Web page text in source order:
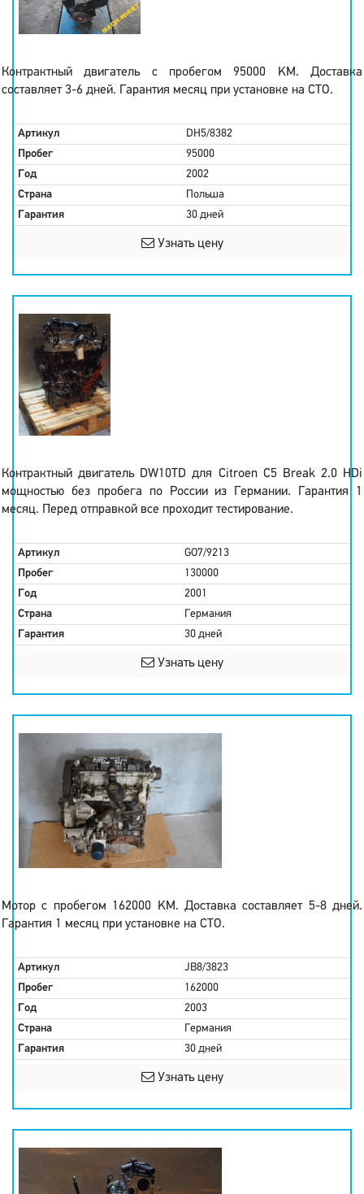
Контрактный двигатель с пробегом 95000 KM. Доставка
составляет 3-6 дней. Гарантия месяц при установке на СТО.
Артикул
DH5/8382
Пробег
95000
Год
2002
Страна
Польша
Гарантия
30 дней
Узнать цену
Контрактный двигатель DW10TD для Citroen C5 Break 2.0 HDi
мощностью без пробега по России из Германии. Гарантия 1
месяц. Перед отправкой все проходит тестирование.
Артикул
GO7/9213
Пробег
130000
Год
2001
Страна
Германия
Гарантия
30 дней
Узнать цену
Мотор с пробегом 162000 KM. Доставка составляет 5-8 дней.
Гарантия 1 месяц при установке на СТО.
Артикул
JB8/3823
Пробег
162000
Год
2003
Страна
Германия
Гарантия
30 дней
Узнать цену